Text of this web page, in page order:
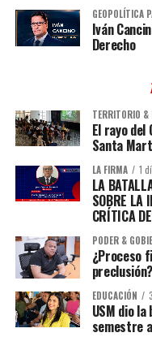
GEOPOLÍTICA
Iván
Derecho
TERRITORIO &
El rayo
Santa
LA FIRMA 1
LA
SOBRE LA
CRÍTICA
PODER &
¿Proceso
preclusión?
EDUCACIÓN
USM dio
semestre